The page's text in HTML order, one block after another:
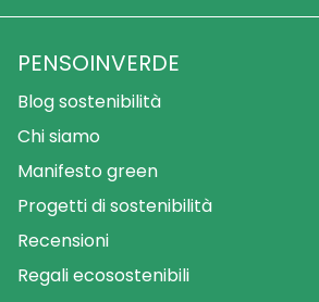
PENSOINVERDE
Blog sostenibilità
Chi siamo
Manifesto green
Progetti di sostenibilità
Recensioni
Regali ecosostenibili